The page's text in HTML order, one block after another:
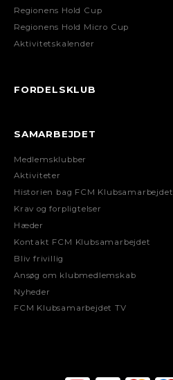
Regionens Hold Cup
Regionens Hold Micro Cup
Aktivitetskalender
FORDELSKLUB
SAMARBEJDET
Medlemsklubber
Aktiviteter
Historien bag FCM Klubsamarbejdet
Krav og forpligtelser
Hæder
Kontakt FCM Klubsamarbejdet
Bliv frivillig
Ansøg om klubmedlemskab
Nyheder
FCM Klubsamarbejdet TV